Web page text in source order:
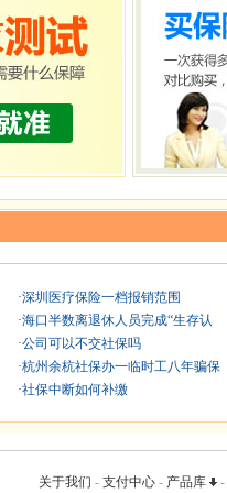
·深圳医疗保险一档报销范围
·海口半数离退休人员完成“生存认
·公司可以不交社保吗
·杭州余杭社保办一临时工八年骗保
·社保中断如何补缴
关于我们 - 支付中心- 产品库 -